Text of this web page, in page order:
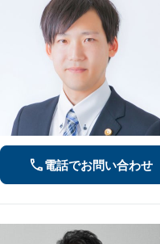
電話でお問い合わせ